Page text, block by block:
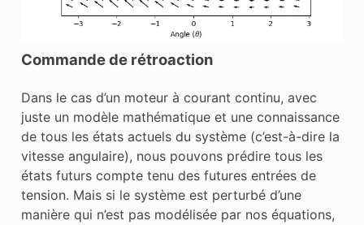
Commande de rétroaction
Dans le cas d’un moteur à courant continu, avec
juste un modèle mathématique et une connaissance
de tous les états actuels du système (c’est-à-dire la
vitesse angulaire), nous pouvons prédire tous les
états futurs compte tenu des futures entrées de
tension. Mais si le système est perturbé d’une
manière qui n’est pas modélisée par nos équations,